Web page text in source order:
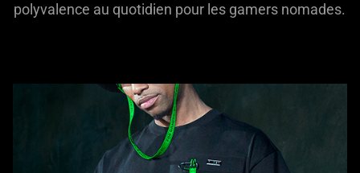
polyvalence au quotidien pour les gamers nomades.